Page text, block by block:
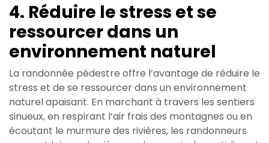
4. Réduire le stress et se
ressourcer dans un
environnement naturel
La randonnée pédestre offre l’avantage de réduire le
stress et de se ressourcer dans un environnement
naturel apaisant. En marchant à travers les sentiers
sinueux, en respirant l’air frais des montagnes ou en
écoutant le murmure des rivières, les randonneurs